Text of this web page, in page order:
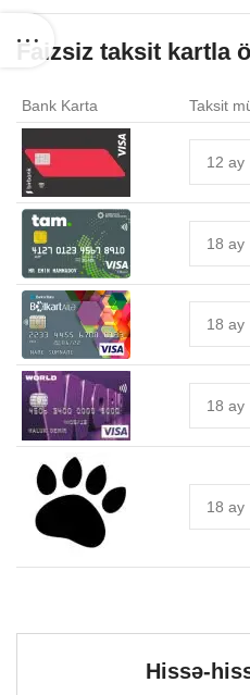
Faizsiz taksit kartla
Bank Karta Taksit
Hissə-